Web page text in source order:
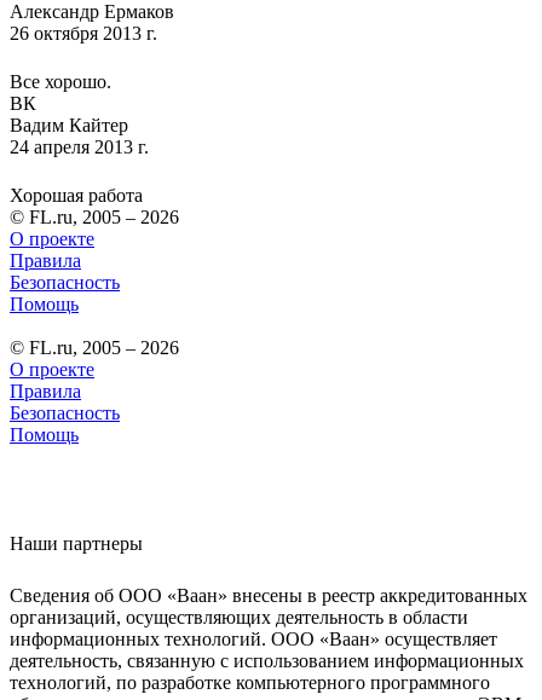
Александр Ермаков
26 октября 2013 г.
Все хорошо.
ВК
Вадим Кайтер
24 апреля 2013 г.
Хорошая работа
© FL.ru, 2005 – 2026
О проекте
Правила
Безопасность
Помощь
© FL.ru, 2005 – 2026
О проекте
Правила
Безопасность
Помощь
Наши партнеры
Сведения об ООО «Ваан» внесены в реестр аккредитованных
организаций, осуществляющих деятельность в области
информационных технологий. ООО «Ваан» осуществляет
деятельность, связанную с использованием информационных
технологий, по разработке компьютерного программного